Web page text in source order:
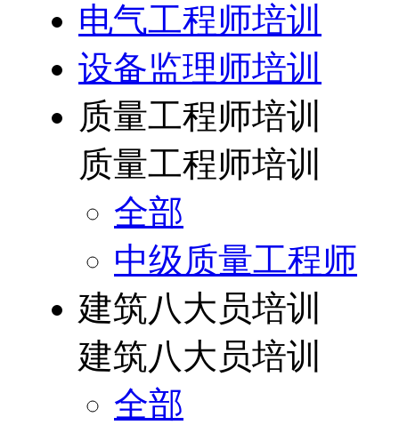
电气工程师培训
设备监理师培训
质量工程师培训
质量工程师培训
全部
中级质量工程师
建筑八大员培训
建筑八大员培训
全部